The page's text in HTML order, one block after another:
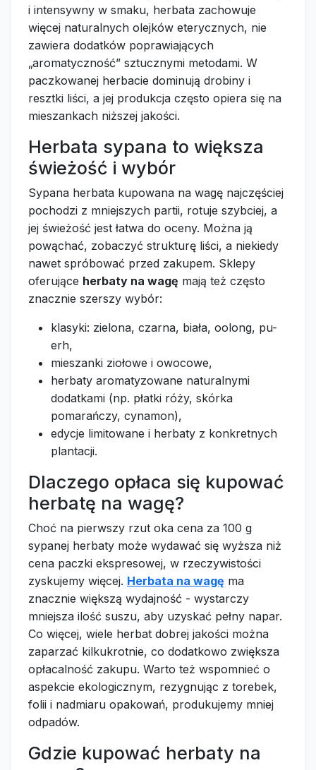
i intensywny w smaku, herbata zachowuje
więcej naturalnych olejków eterycznych, nie
zawiera dodatków poprawiających
„aromatyczność” sztucznymi metodami. W
paczkowanej herbacie dominują drobiny i
resztki liści, a jej produkcja często opiera się na
mieszankach niższej jakości.
Herbata sypana to większa
świeżość i wybór
Sypana herbata kupowana na wagę najczęściej
pochodzi z mniejszych partii, rotuje szybciej, a
jej świeżość jest łatwa do oceny. Można ją
powąchać, zobaczyć strukturę liści, a niekiedy
nawet spróbować przed zakupem. Sklepy
oferujące herbaty na wagę mają też często
znacznie szerszy wybór:
klasyki: zielona, czarna, biała, oolong, pu-
erh,
mieszanki ziołowe i owocowe,
herbaty aromatyzowane naturalnymi
dodatkami (np. płatki róży, skórka
pomarańczy, cynamon),
edycje limitowane i herbaty z konkretnych
plantacji.
Dlaczego opłaca się kupować
herbatę na wagę?
Choć na pierwszy rzut oka cena za 100 g
sypanej herbaty może wydawać się wyższa niż
cena paczki ekspresowej, w rzeczywistości
zyskujemy więcej. Herbata na wagę ma
znacznie większą wydajność - wystarczy
mniejsza ilość suszu, aby uzyskać pełny napar.
Co więcej, wiele herbat dobrej jakości można
zaparzać kilkukrotnie, co dodatkowo zwiększa
opłacalność zakupu. Warto też wspomnieć o
aspekcie ekologicznym, rezygnując z torebek,
folii i nadmiaru opakowań, produkujemy mniej
odpadów.
Gdzie kupować herbaty na